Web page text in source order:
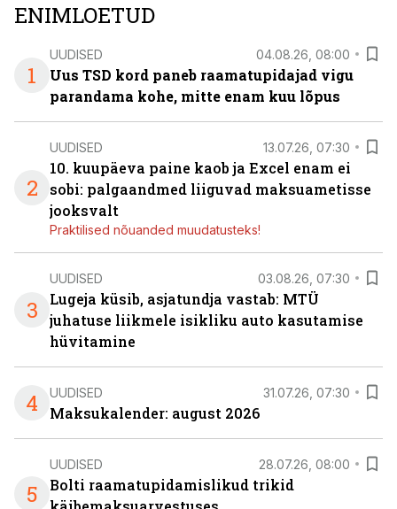
ENIMLOETUD
1
UUDISED 04.08.26, 08:00
Uus TSD kord paneb raamatupidajad vigu
parandama kohe, mitte enam kuu lõpus
2
UUDISED 13.07.26, 07:30
10. kuupäeva paine kaob ja Excel enam ei
sobi: palgaandmed liiguvad maksuametisse
jooksvalt
Praktilised nõuanded muudatusteks!
3
UUDISED 03.08.26, 07:30
Lugeja küsib, asjatundja vastab: MTÜ
juhatuse liikmele isikliku auto kasutamise
hüvitamine
4 UUDISED 31.07.26, 07:30
Maksukalender: august 2026
5
UUDISED 28.07.26, 08:00
Bolti raamatupidamislikud trikid